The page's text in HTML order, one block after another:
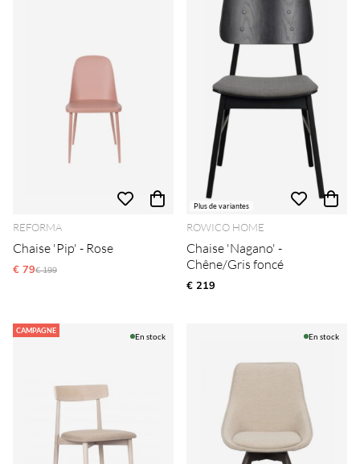
REFORMA
Chaise 'Pip' - Rose
€ 79Prix régulier:
€ 199
Plus de variantes
ROWICO HOME
Chaise 'Nagano' -
Chêne/Gris foncé
€ 219
CAMPAGNE
En stock En stock